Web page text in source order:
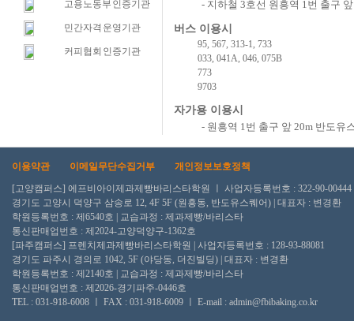
고용노동부 인증기관
민간자격 운영기관
커피협회 인증기관
- 지하철 3호선 원흥역 1번 출구
버스 이용시
95, 567, 313-1, 733
033, 041A, 046, 075B
773
9703
자가용 이용시
- 원흥역 1번 출구 앞 20m 반도유
이용약관 이메일무단수집거부
개인정보보호정책
[고양캠퍼스] 에프비아이제과제빵바리스타학원 ㅣ 사업자등록번호 : 322-90-00444
경기도 고양시 덕양구 삼송로 12, 4F 5F (원흥동, 반도유스퀘어) | 대표자 : 변경환
학원등록번호 : 제6540호 | 교습과정 : 제과제빵/바리스타
통신판매업번호 : 제2024-고양덕양구-1362호
[파주캠퍼스] 프렌치제과제빵바리스타학원 | 사업자등록번호 : 128-93-88081
경기도 파주시 경의로 1042, 5F (야당동, 더진빌딩) | 대표자 : 변경환
학원등록번호 : 제2140호 | 교습과정 : 제과제빵/바리스타
통신판매업번호 : 제2026-경기파주-0446호
TEL : 031-918-6008 ㅣ FAX : 031-918-6009 ㅣ E-mail : admin@fbibaking.co.kr